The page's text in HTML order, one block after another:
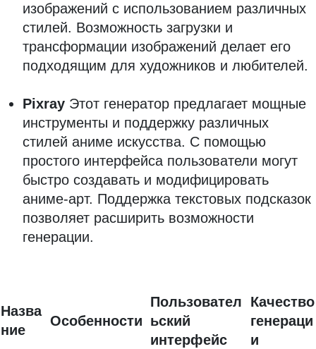
изображений с использованием различных
стилей. Возможность загрузки и
трансформации изображений делает его
подходящим для художников и любителей.
Pixray Этот генератор предлагает мощные
инструменты и поддержку различных
стилей аниме искусства. С помощью
простого интерфейса пользователи могут
быстро создавать и модифицировать
аниме-арт. Поддержка текстовых подсказок
позволяет расширить возможности
генерации.
Назва
ние
Особенности
Пользовател
ьский
интерфейс
Качество
генераци
и